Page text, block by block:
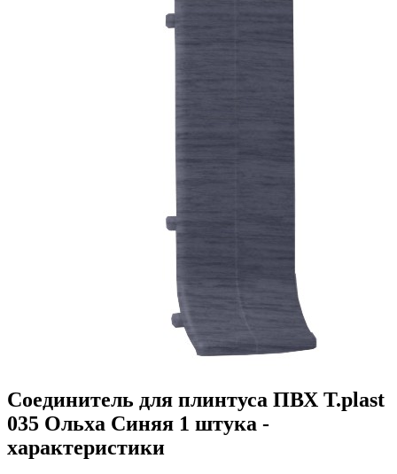
Соединитель для плинтуса ПВХ T.рlast
035 Ольха Синяя 1 штука -
характеристики